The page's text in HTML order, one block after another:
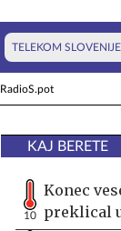
RadioS.pot
TELEKOM SLOVENIJE
KAJ BERETE
10
Konec
preklical